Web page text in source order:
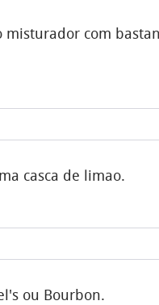
misturador com
casca de limao.
ou Bourbon.